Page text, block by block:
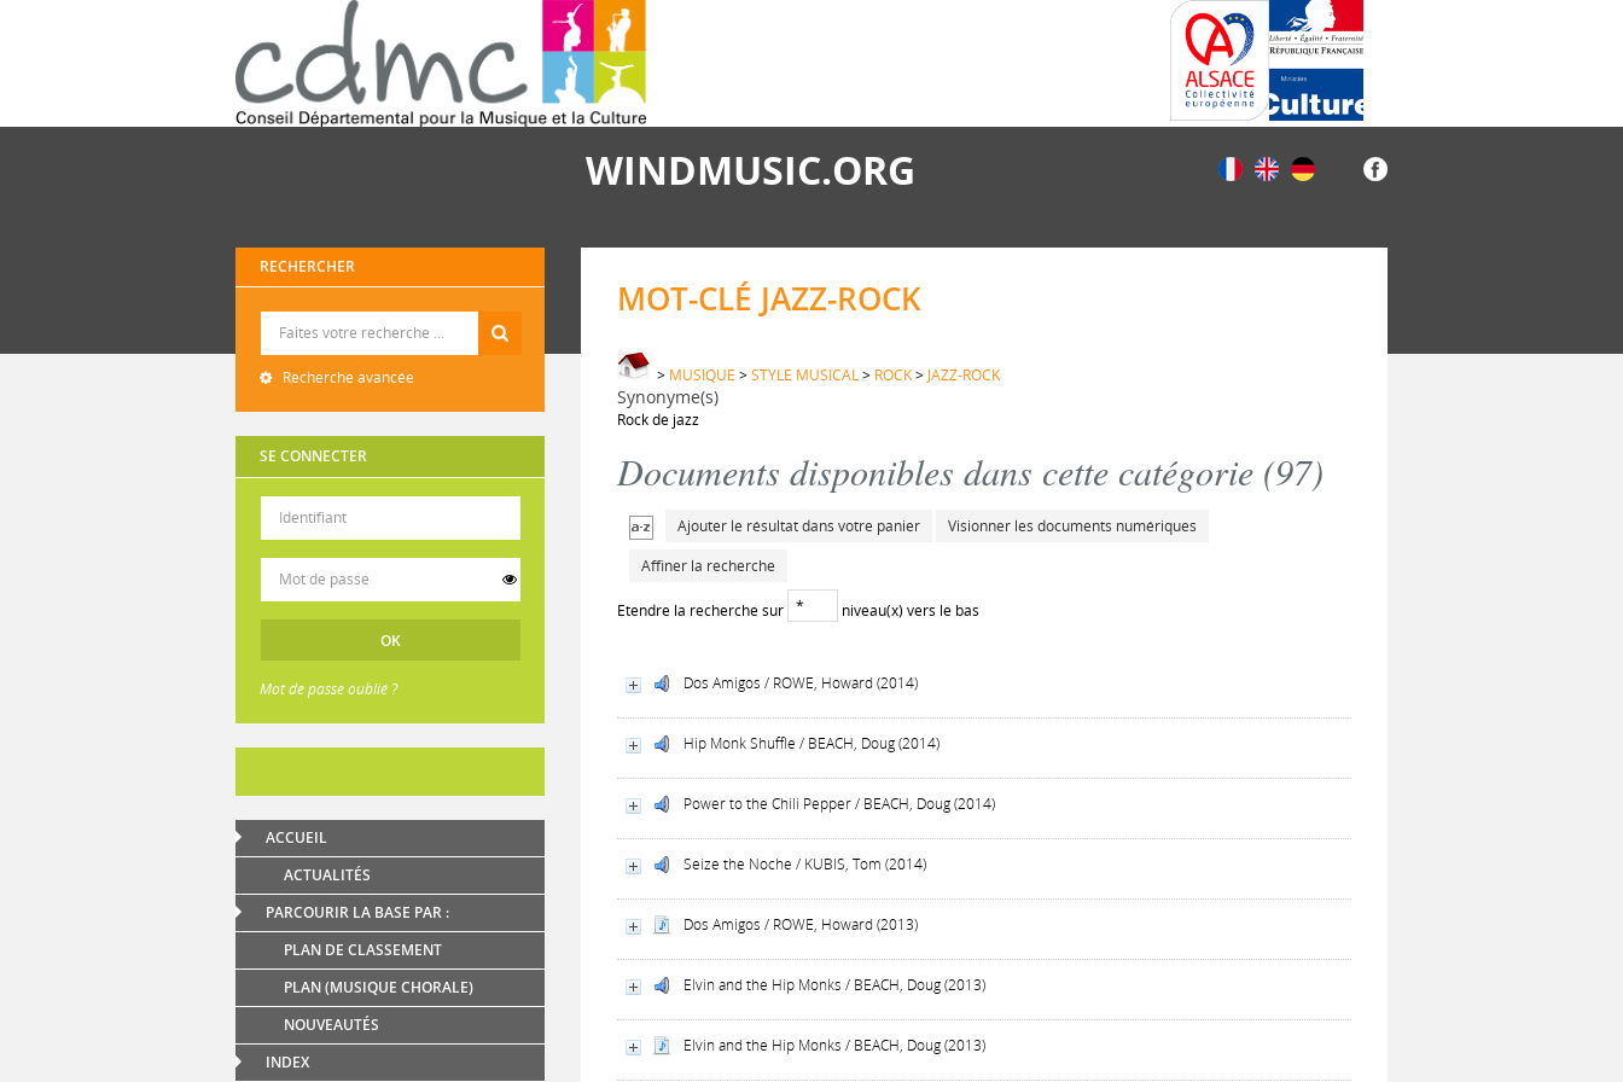
WINDMUSIC.ORG
RECHERCHER
Recherche avancée
SE CONNECTER
Mot de passe oublié ?
ACCUEIL
ACTUALITÉS
PARCOURIR LA BASE PAR :
PLAN DE CLASSEMENT
PLAN (MUSIQUE CHORALE)
NOUVEAUTÉS
INDEX
MOT-CLÉ JAZZ-ROCK
> MUSIQUE >STYLE MUSICAL> ROCK> JAZZ-ROCK
Synonyme(s)
Rock de jazz
Documents disponibles dans cette catégorie (97)
Ajouter le résultat dans votre panier
Visionner les documents numériques
Affiner la recherche
Etendre la recherche sur niveau(x) vers le bas
Dos Amigos / ROWE, Howard (2014)
Hip Monk Shuffle / BEACH, Doug (2014)
Power to the Chili Pepper / BEACH, Doug (2014)
Seize the Noche / KUBIS, Tom (2014)
Dos Amigos / ROWE, Howard (2013)
Elvin and the Hip Monks / BEACH, Doug (2013)
Elvin and the Hip Monks / BEACH, Doug (2013)